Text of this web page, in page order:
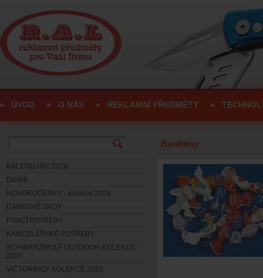
ÚVOD O NÁS REKLAMNÍ PŘEDMĚTY
KALENDÁŘE 2026
DIÁŘE
NOVOROČENKY - kolekce 2026
DÁRKOVÉ SADY
PSACÍ POTŘEBY
KANCELÁŘSKÉ POTŘEBY
SCHWARZWOLF OUTDOOR-KOLEKCE
2020
VICTORINOX KOLEKCE 2020
Bonbóny